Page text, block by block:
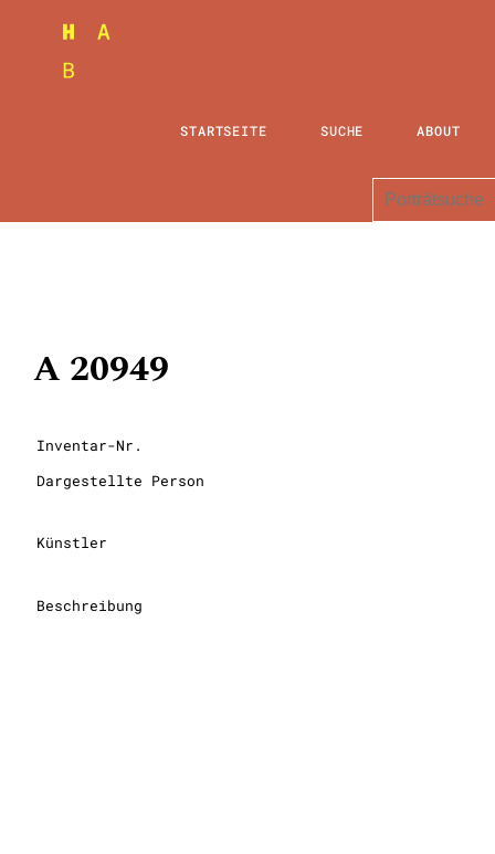
STARTSEITE SUCHE ABOUT
A 20949
Inventar-Nr.
Dargestellte Person
Künstler
Beschreibung